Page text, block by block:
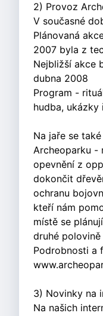
2) Provoz
V současné
Plánovaná
2007 byla z
Nejbližší akce
dubna 2008
Program -
hudba, ukázky
Na jaře se
Archeoparku -
opevnění z
dokončit
ochranu
kteří nám
místě se
druhé
Podrobnosti a
3) Novinky na
Na našich